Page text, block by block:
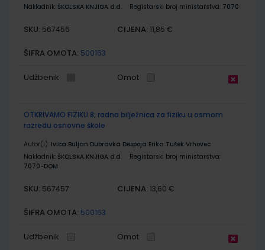
Nakladnik: ŠKOLSKA KNJIGA d.d. Registarski broj ministarstva: 7070
SKU: 567456 CIJENA: 11,85 €
ŠIFRA OMOTA: 500163
Udžbenik Omot
OTKRIVAMO FIZIKU 8; radna bilježnica za fiziku u osmom
razredu osnovne škole
Autor(i): Ivica Buljan Dubravka Despoja Erika Tušek Vrhovec
Nakladnik: ŠKOLSKA KNJIGA d.d.
Registarski broj ministarstva:
7070-DOM
SKU: 567457 CIJENA: 13,60 €
ŠIFRA OMOTA: 500163
Udžbenik Omot